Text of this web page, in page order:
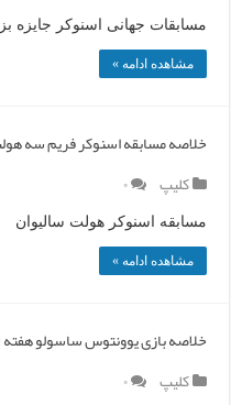
مسابقات جهانی اسنوکر جایزه بزرگ ۲۰۱۶ لینک
مشاهده ادامه »
خلاصه مسابقه اسنوکر فریم سه هولت-
کلیپ
۰
مسابقه اسنوکر هولت
مشاهده ادامه »
خلاصه بازی یوونتوس ساسولو هفته ۲۹
کلیپ
۰